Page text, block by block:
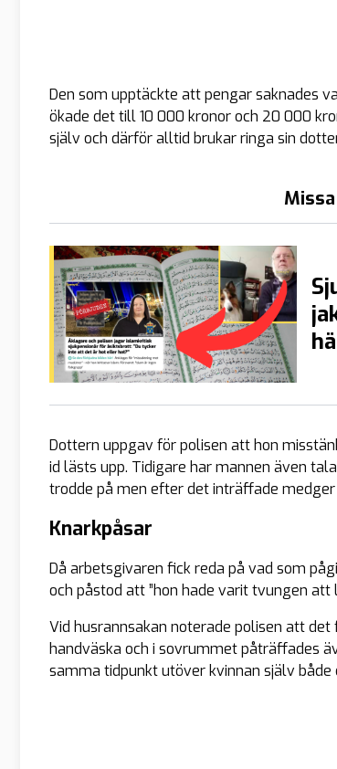
Den som upptäckte att pengar saknades
ökade det till 10 000 kronor och 20 000
själv och därför alltid brukar ringa sin
Dottern uppgav för polisen att hon
id lästs upp. Tidigare har mannen även
trodde på men efter det inträffade
Knarkpåsar
Då arbetsgivaren fick reda på vad som
och påstod att ”hon hade varit tvungen att
Vid husrannsakan noterade polisen att
handväska och i sovrummet påträffades
samma tidpunkt utöver kvinnan själv både